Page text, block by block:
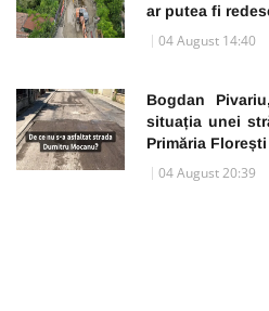
ar putea fi
04 August 14:40
Bogdan
situația unei
Primăria
04 August 20:39